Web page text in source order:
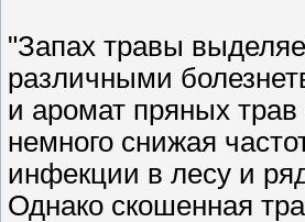
"Запах травы
различными
и аромат пряных
немного снижая
инфекции в лесу и
Однако скошенная